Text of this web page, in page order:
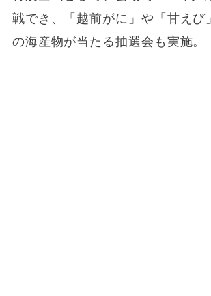
戦でき、「越前がに」や「甘えび
の海産物が当たる抽選会も実施。